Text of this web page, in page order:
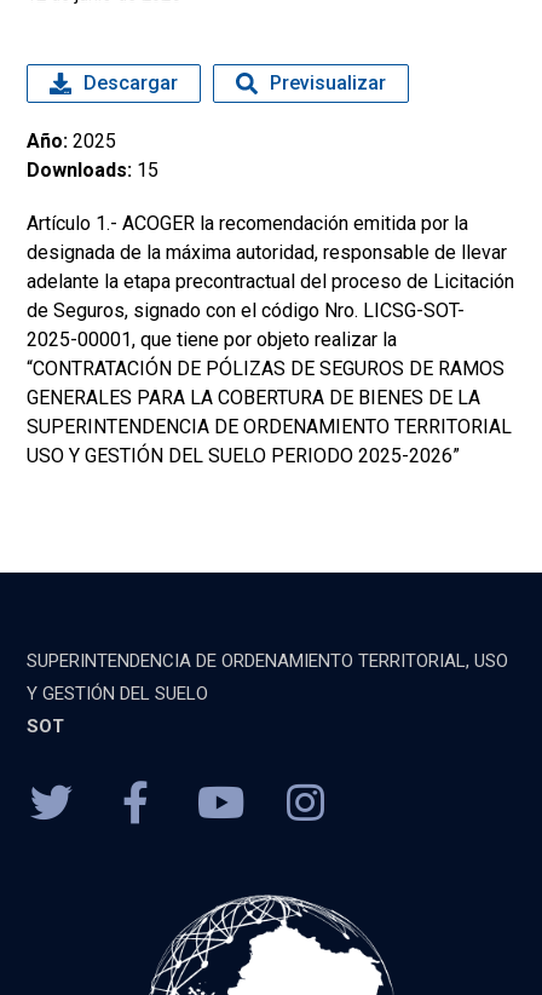
Artículo 1.- ACOGER la recomendación emitida por la
designada de la máxima autoridad, responsable de llevar
adelante la etapa precontractual del proceso de Licitación
de Seguros, signado con el código Nro. LICSG-SOT-
2025-00001, que tiene por objeto realizar la
“CONTRATACIÓN DE PÓLIZAS DE SEGUROS DE RAMOS
GENERALES PARA LA COBERTURA DE BIENES DE LA
SUPERINTENDENCIA DE ORDENAMIENTO TERRITORIAL
USO Y GESTIÓN DEL SUELO PERIODO 2025-2026”
Descargar Previsualizar
Año: 2025
Downloads: 15
SUPERINTENDENCIA DE ORDENAMIENTO TERRITORIAL, USO
Y GESTIÓN DEL SUELO
SOT